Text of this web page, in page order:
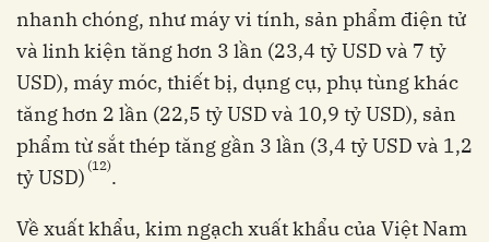
nhanh chóng, như máy vi tính, sản phẩm điện tử
và linh kiện tăng hơn 3 lần (23,4 tỷ USD và 7 tỷ
USD), máy móc, thiết bị, dụng cụ, phụ tùng khác
tăng hơn 2 lần (22,5 tỷ USD và 10,9 tỷ USD), sản
phẩm từ sắt thép tăng gần 3 lần (3,4 tỷ USD và 1,2
tỷ USD) (12).
Về xuất khẩu, kim ngạch xuất khẩu của Việt Nam